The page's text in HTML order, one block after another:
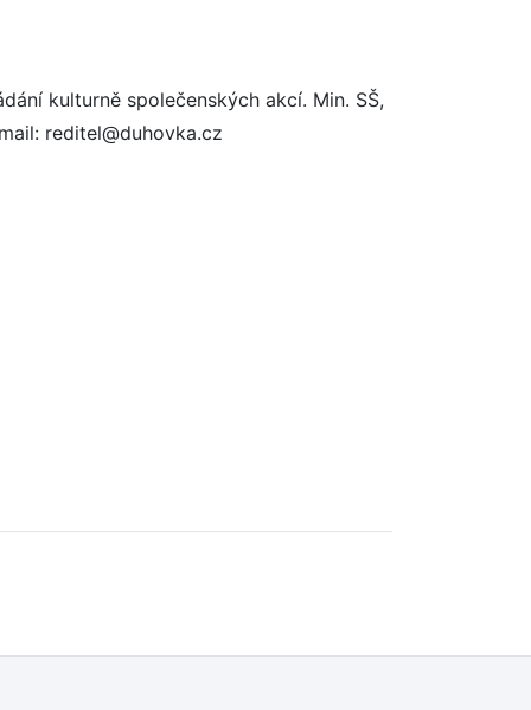
kulturně společenských akcí. Min. SŠ,
reditel@duhovka.cz